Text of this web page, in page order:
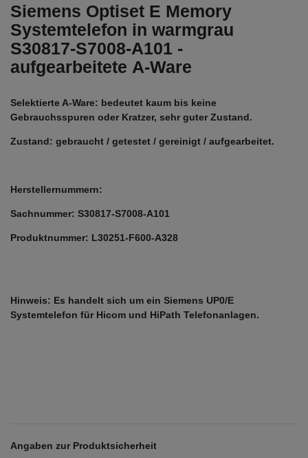
Siemens Optiset E Memory
Systemtelefon in warmgrau
S30817-S7008-A101 -
aufgearbeitete A-Ware
Selektierte A-Ware: bedeutet kaum bis keine
Gebrauchsspuren oder Kratzer, sehr guter Zustand.
Zustand: gebraucht / getestet / gereinigt / aufgearbeitet.
Herstellernummern:
Sachnummer: S30817-S7008-A101
Produktnummer: L30251-F600-A328
Hinweis: Es handelt sich um ein Siemens UP0/E
Systemtelefon für Hicom und HiPath Telefonanlagen.
Angaben zur Produktsicherheit